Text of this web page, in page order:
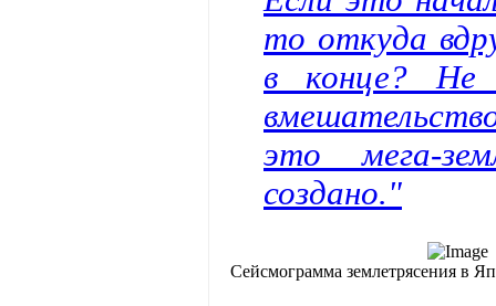
то откуда
в конце? Не
это мега-
создано."
Сейсмограмма землетрясения в